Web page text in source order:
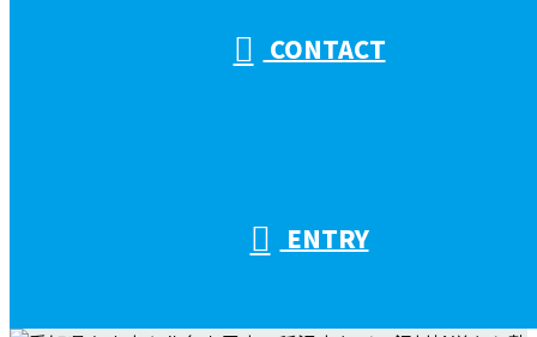
CONTACT
ENTRY